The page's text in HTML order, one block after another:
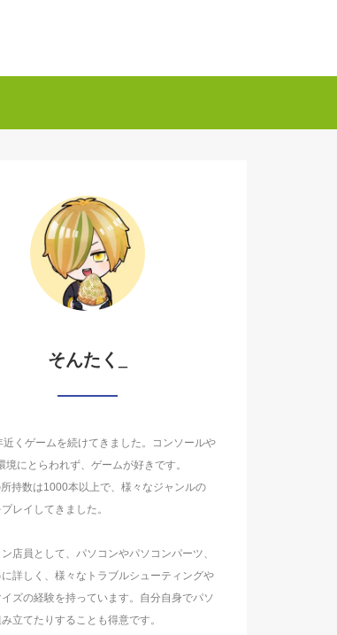
そんたく_
近くゲームを続けてきました。コンソールや
境にとらわれず、ゲームが好きです。
持数は1000本以上で、様々なジャンルの
レイしてきました。
店員として、パソコンやパソコンパーツ、
詳しく、様々なトラブルシューティングや
ズの経験を持っています。自分自身でパソ
立てたりすることも得意です。